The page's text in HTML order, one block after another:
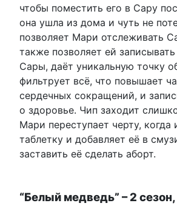
чтобы поместить его в Сару
она ушла из дома и чуть не
позволяет Мари отслеживать
также позволяет ей
Сары, даёт уникальную точку
фильтрует всё, что повышает
сердечных сокращений, и
о здоровье. Чип заходит
Мари переступает черту, когда
таблетку и добавляет её в
заставить её сделать аборт.
“Белый медведь” – 2